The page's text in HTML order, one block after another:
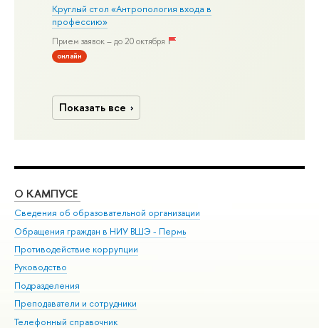
Круглый стол «Антропология входа в
профессию»
Прием заявок – до 20 октября
онлайн
Показать все
О КАМПУСЕ
Сведения об образовательной организации
Обращения граждан в НИУ ВШЭ - Пермь
Противодействие коррупции
Руководство
Подразделения
Преподаватели и сотрудники
Телефонный справочник